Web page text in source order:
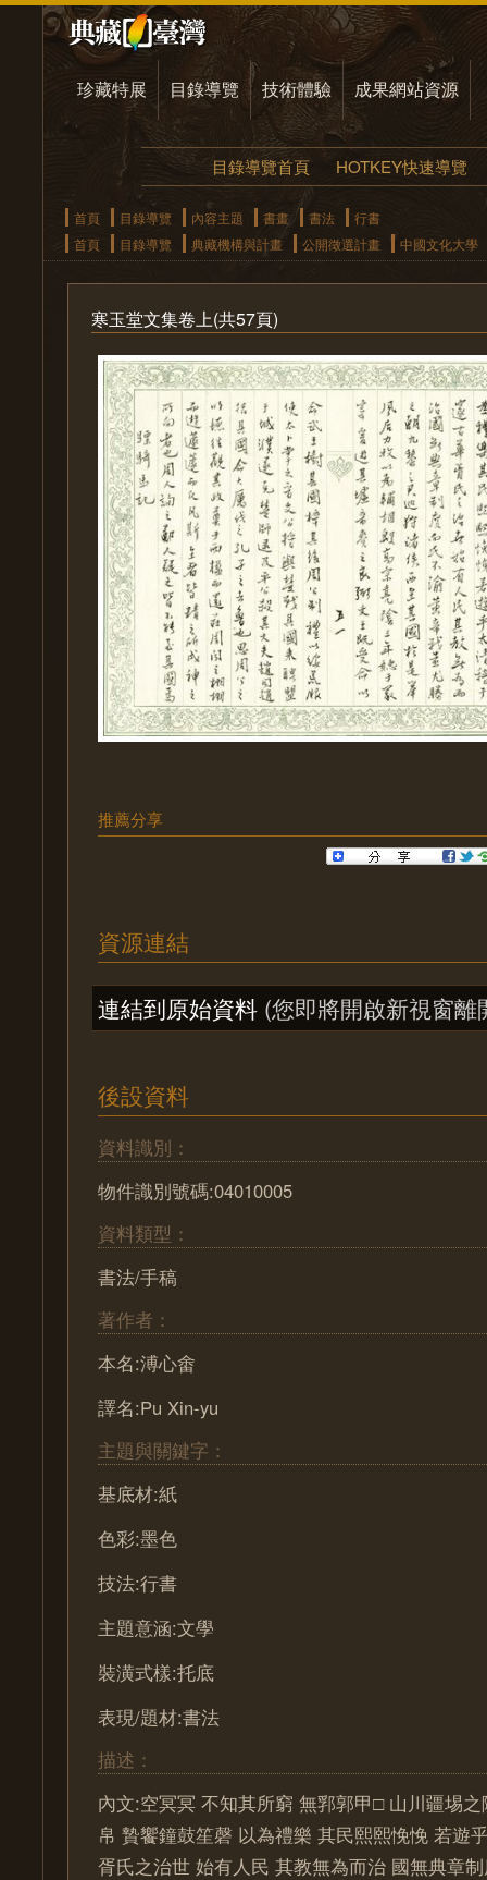
珍藏特展 目錄導覽 技術體驗 成果網站資源
目錄導覽首頁 HOTKEY快速導覽
首頁 目錄導覽 內容主題 書畫 書法
行書
首頁
目錄導覽 典藏機構與計畫 公開徵選計畫 中國文化大學
寒玉堂文集卷上(共57頁)
推薦分享
資源連結
連結到原始資料 (您即將開啟新視窗離
後設資料
資料識別：
物件識別號碼:04010005
資料類型：
書法/手稿
著作者：
本名:溥心畬
譯名:Pu Xin-yu
主題與關鍵字：
基底材:紙
色彩:墨色
技法:行書
主題意涵:文學
裝潢式樣:托底
表現/題材:書法
描述：
內文:空冥冥 不知其所窮 無郛郭甲□ 山川疆埸
帛 贄饗鐘鼓笙磬 以為禮樂 其民熙熙悗悗 若遊
胥氏之治世 始有人民 其教無為而治 國無典章